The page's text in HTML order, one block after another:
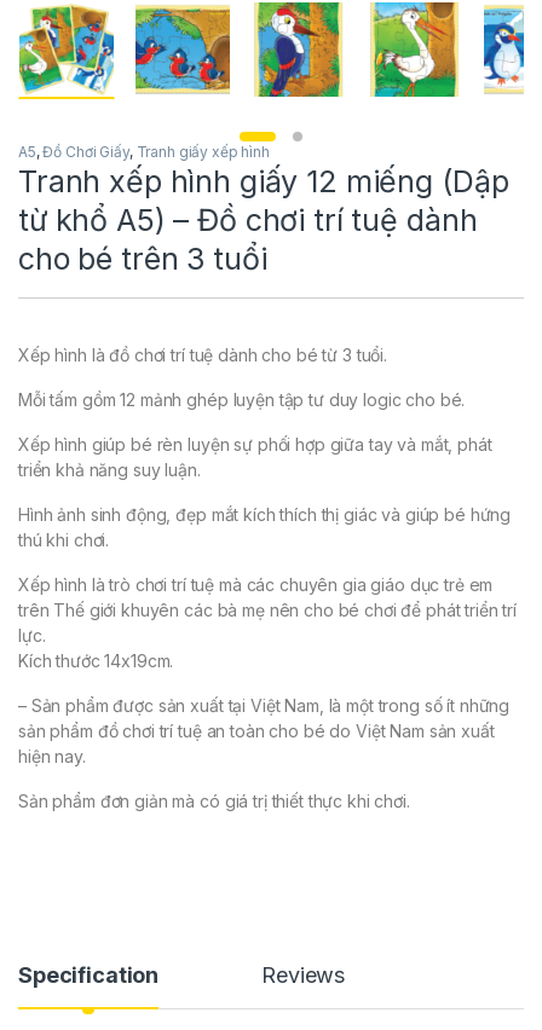
A5,Đồ Chơi Giấy, Tranh giấy xếp hình
Tranh xếp hình giấy 12 miếng (Dập
từ khổ A5) – Đồ chơi trí tuệ dành
cho bé trên 3 tuổi
Xếp hình là đồ chơi trí tuệ dành cho bé từ 3 tuổi.
Mỗi tấm gồm 12 mảnh ghép luyện tập tư duy logic cho bé.
Xếp hình giúp bé rèn luyện sự phối hợp giữa tay và mắt, phát
triển khả năng suy luận.
Hình ảnh sinh động, đẹp mắt kích thích thị giác và giúp bé hứng
thú khi chơi.
Xếp hình là trò chơi trí tuệ mà các chuyên gia giáo dục trẻ em
trên Thế giới khuyên các bà mẹ nên cho bé chơi để phát triển trí
lực.
Kích thước 14x19cm.
– Sản phẩm được sản xuất tại Việt Nam, là một trong số ít những
sản phẩm đồ chơi trí tuệ an toàn cho bé do Việt Nam sản xuất
hiện nay.
Sản phẩm đơn giản mà có giá trị thiết thực khi chơi.
Specification Reviews